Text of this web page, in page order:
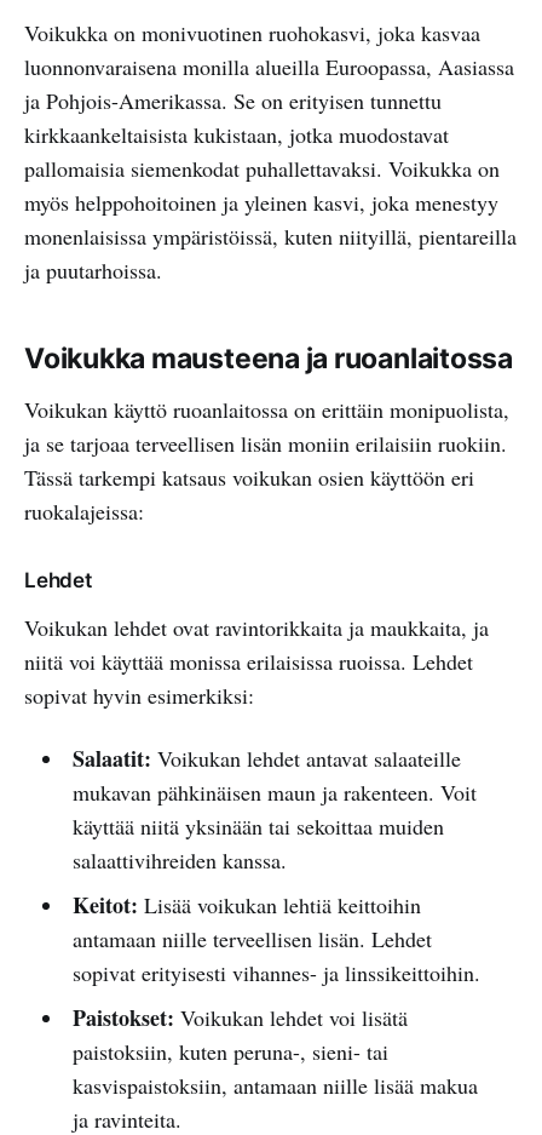
Voikukka on monivuotinen ruohokasvi, joka kasvaa
luonnonvaraisena monilla alueilla Euroopassa, Aasiassa
ja Pohjois-Amerikassa. Se on erityisen tunnettu
kirkkaankeltaisista kukistaan, jotka muodostavat
pallomaisia siemenkodat puhallettavaksi. Voikukka on
myös helppohoitoinen ja yleinen kasvi, joka menestyy
monenlaisissa ympäristöissä, kuten niityillä, pientareilla
ja puutarhoissa.
Voikukka mausteena ja ruoanlaitossa
Voikukan käyttö ruoanlaitossa on erittäin monipuolista,
ja se tarjoaa terveellisen lisän moniin erilaisiin ruokiin.
Tässä tarkempi katsaus voikukan osien käyttöön eri
ruokalajeissa:
Lehdet
Voikukan lehdet ovat ravintorikkaita ja maukkaita, ja
niitä voi käyttää monissa erilaisissa ruoissa. Lehdet
sopivat hyvin esimerkiksi:
Salaatit: Voikukan lehdet antavat salaateille
mukavan pähkinäisen maun ja rakenteen. Voit
käyttää niitä yksinään tai sekoittaa muiden
salaattivihreiden kanssa.
Keitot: Lisää voikukan lehtiä keittoihin
antamaan niille terveellisen lisän. Lehdet
sopivat erityisesti vihannes- ja linssikeittoihin.
Paistokset: Voikukan lehdet voi lisätä
paistoksiin, kuten peruna-, sieni- tai
kasvispaistoksiin, antamaan niille lisää makua
ja ravinteita.